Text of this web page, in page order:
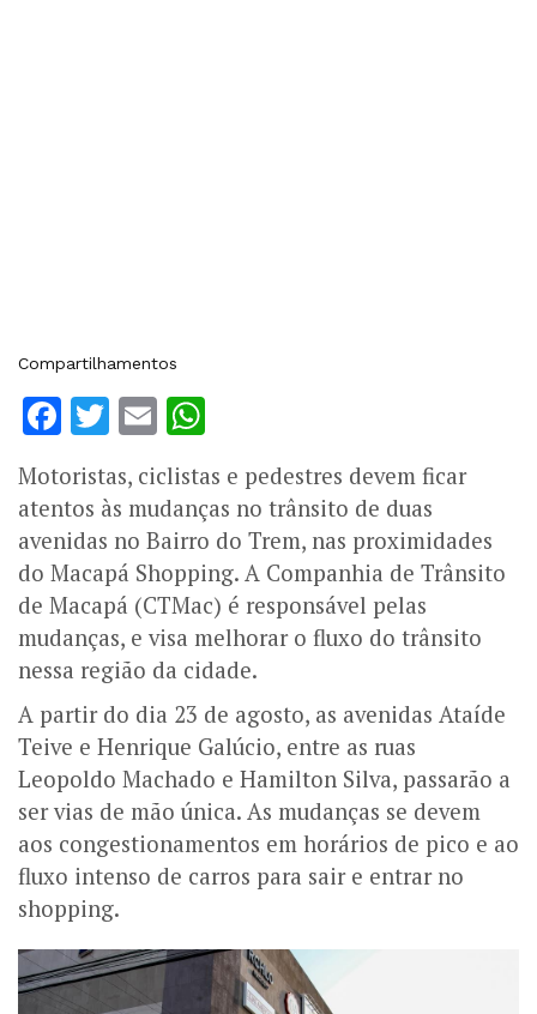
Compartilhamentos
Facebook
Twitter
Email
Motoristas, ciclistas e pedestres devem ficar
atentos às mudanças no trânsito de duas
avenidas no Bairro do Trem, nas proximidades
do Macapá Shopping. A Companhia de Trânsito
de Macapá (CTMac) é responsável pelas
mudanças, e visa melhorar o fluxo do trânsito
nessa região da cidade.
A partir do dia 23 de agosto, as avenidas Ataíde
Teive e Henrique Galúcio, entre as ruas
Leopoldo Machado e Hamilton Silva, passarão a
ser vias de mão única. As mudanças se devem
aos congestionamentos em horários de pico e ao
fluxo intenso de carros para sair e entrar no
shopping.